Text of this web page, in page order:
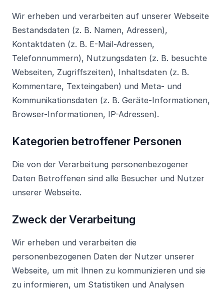
Wir erheben und verarbeiten auf unserer Webseite
Bestandsdaten (z. B. Namen, Adressen),
Kontaktdaten (z. B. E-Mail-Adressen,
Telefonnummern), Nutzungsdaten (z. B. besuchte
Webseiten, Zugriffszeiten), Inhaltsdaten (z. B.
Kommentare, Texteingaben) und Meta- und
Kommunikationsdaten (z. B. Geräte-Informationen,
Browser-Informationen, IP-Adressen).
Kategorien betroffener Personen
Die von der Verarbeitung personenbezogener
Daten Betroffenen sind alle Besucher und Nutzer
unserer Webseite.
Zweck der Verarbeitung
Wir erheben und verarbeiten die
personenbezogenen Daten der Nutzer unserer
Webseite, um mit Ihnen zu kommunizieren und sie
zu informieren, um Statistiken und Analysen